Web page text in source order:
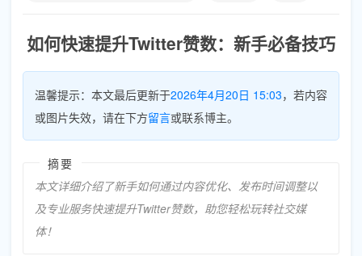
如何快速提升Twitter赞数：新手必备技巧
温馨提示：本文最后更新于2026年4月20日 15:03，若内容
或图片失效，请在下方留言或联系博主。
摘要
本文详细介绍了新手如何通过内容优化、发布时间调整以
及专业服务快速提升Twitter赞数，助您轻松玩转社交媒
体！